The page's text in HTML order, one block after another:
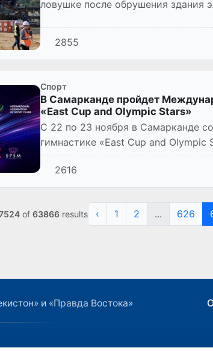
ловушке после обрушения здания
2855
Спорт
В Самарканде пройдет
«East Cup and Olympic Stars»
С 22 по 23 ноября в Самарканде
гимнастике «East Cup and
12 стран, вклю...
2616
of 63866 results ‹ 1 2 ... 626
и «Правда Востока»